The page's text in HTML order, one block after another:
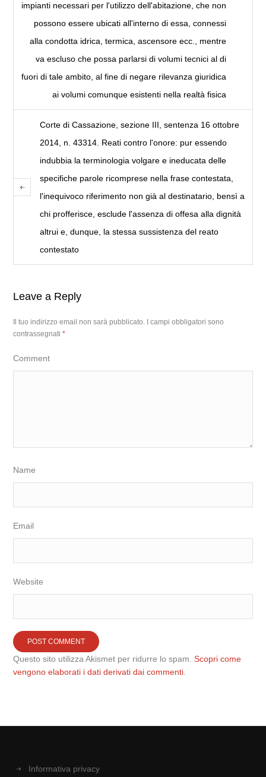
impianti necessari per l'utilizzo dell'abitazione, che non
possono essere ubicati all'interno di essa, connessi
alla condotta idrica, termica, ascensore ecc., mentre
va escluso che possa parlarsi di volumi tecnici al di
fuori di tale ambito, al fine di negare rilevanza giuridica
ai volumi comunque esistenti nella realtà fisica
Corte di Cassazione, sezione III, sentenza 16 ottobre
2014, n. 43314. Reati contro l'onore: pur essendo
indubbia la terminologia volgare e ineducata delle
specifiche parole ricomprese nella frase contestata,
l'inequivoco riferimento non già al destinatario, bensì a
chi profferisce, esclude l'assenza di offesa alla dignità
altrui e, dunque, la stessa sussistenza del reato
contestato
Leave a Reply
Il tuo indirizzo email non sarà pubblicato.
I campi obbligatori sono
contrassegnati*
Comment
Name
Email
Website
Questo sito utilizza Akismet per ridurre lo spam.Scopri come
vengono elaborati i dati derivati dai commenti
Informativa privacy